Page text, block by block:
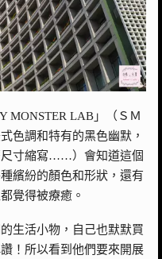
MONSTER LAB」（ＳＭ
色調和特有的黑色幽默，
尺寸縮寫……）會知道這個
繽紛的顏色和形狀，還有
覺得被療癒。
生活小物，自己也默默買
！所以看到他們要來開展